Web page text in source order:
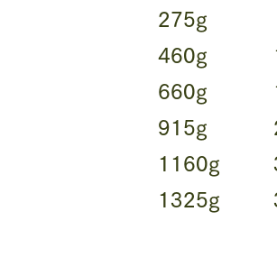
275g
460g
660g
915g
1160g
1325g